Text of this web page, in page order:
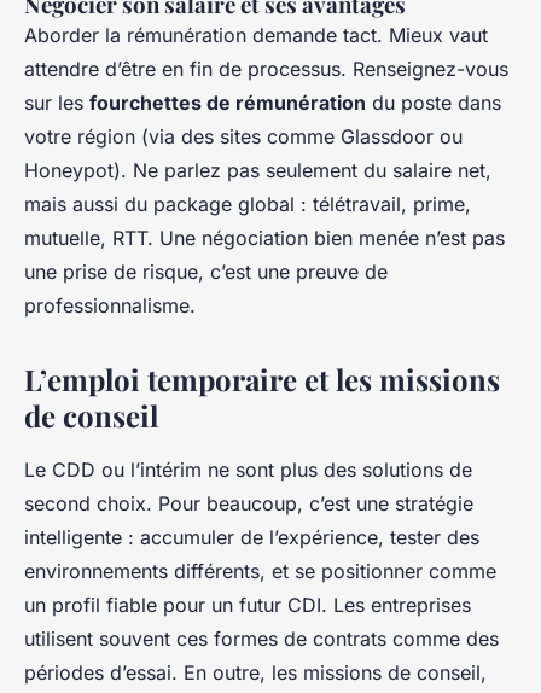
Aborder la rémunération demande tact. Mieux vaut
attendre d’être en fin de processus. Renseignez-vous
sur les fourchettes de rémunération du poste dans
votre région (via des sites comme Glassdoor ou
Honeypot). Ne parlez pas seulement du salaire net,
mais aussi du package global : télétravail, prime,
mutuelle, RTT. Une négociation bien menée n’est pas
une prise de risque, c’est une preuve de
professionnalisme.
L’emploi temporaire et les missions
de conseil
Le CDD ou l’intérim ne sont plus des solutions de
second choix. Pour beaucoup, c’est une stratégie
intelligente : accumuler de l’expérience, tester des
environnements différents, et se positionner comme
un profil fiable pour un futur CDI. Les entreprises
utilisent souvent ces formes de contrats comme des
périodes d’essai. En outre, les missions de conseil,